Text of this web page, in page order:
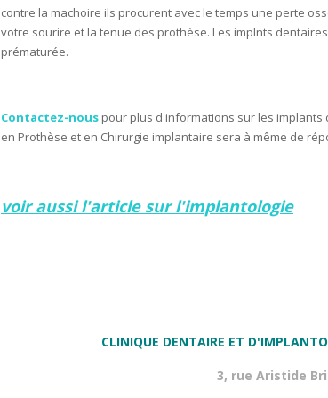
contre la machoire ils procurent avec le temps une perte
votre sourire et la tenue des prothèse. Les implnts
prématurée.
Contactez-nous pour plus d'informations sur les
en Prothèse et en Chirurgie implantaire sera à même de
voir aussi l'article sur l'implantologie
CLINIQUE DENTAIRE ET
3, rue Aristide